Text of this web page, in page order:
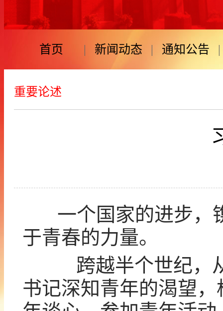
首页 | 新闻动态 | 通知公告 |
重要论述
一个国家的进步，
于青春的力量。
跨越半个世纪，从
书记深知青年的渴望